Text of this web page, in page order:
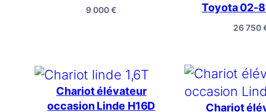
9 000€
Toyota 02-
26 750
Chariot élévateur
occasion Linde H16D
Chariot